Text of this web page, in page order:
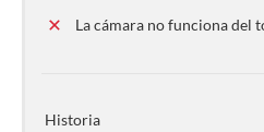
La cámara no funciona del
Historia